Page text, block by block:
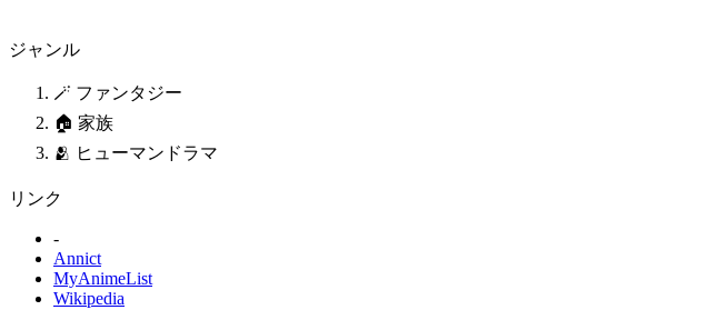
ジャンル
🪄 ファンタジー
🏠 家族
🫂 ヒューマンドラマ
リンク
-
Annict
MyAnimeList
Wikipedia